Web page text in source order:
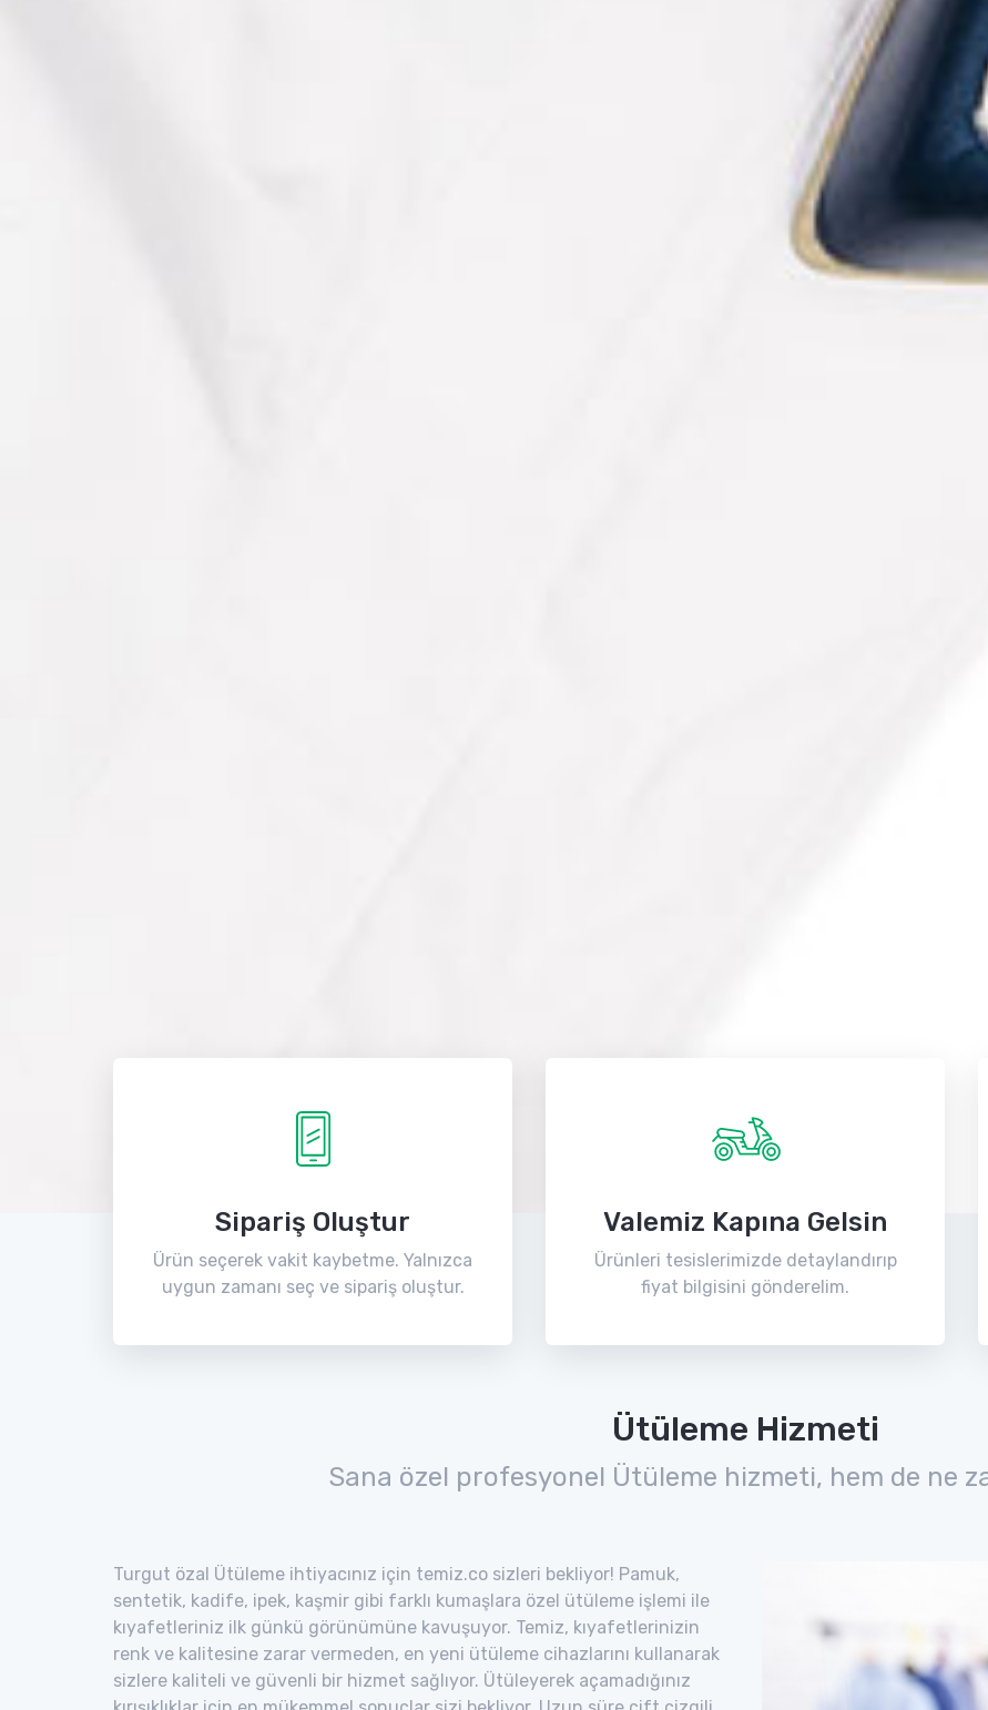
Sipariş Oluştur
Ürün seçerek vakit kaybetme. Yalnızca
uygun zamanı seç ve sipariş oluştur.
Valemiz Kapına Gelsin
Ürünleri tesislerimizde detaylandırıp
fiyat bilgisini gönderelim.
Ütüleme Hizmeti
Sana özel profesyonel Ütüleme hizmeti, hem de ne
Turgut özal Ütüleme ihtiyacınız için temiz.co sizleri bekliyor! Pamuk,
sentetik, kadife, ipek, kaşmir gibi farklı kumaşlara özel ütüleme işlemi ile
kıyafetleriniz ilk günkü görünümüne kavuşuyor. Temiz, kıyafetlerinizin
renk ve kalitesine zarar vermeden, en yeni ütüleme cihazlarını kullanarak
sizlere kaliteli ve güvenli bir hizmet sağlıyor. Ütüleyerek açamadığınız